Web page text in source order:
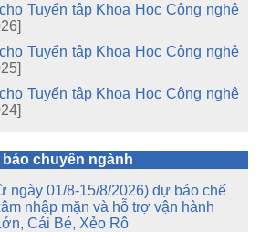
Tuyển tập Khoa Học Công nghệ
Tuyển tập Khoa Học Công nghệ
Tuyển tập Khoa Học Công nghệ
báo chuyên ngành
ngày 01/8-15/8/2026) dự báo chế
nhập mặn và hỗ trợ vận hành
Cái Bé, Xẻo Rô